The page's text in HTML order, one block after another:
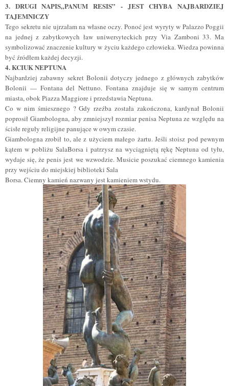
3. DRUGI NAPIS„PANUM RESIS” - JEST CHYBA NAJBARDZIEJ
TAJEMNICZY
Tego sekretu nie ujrzałam na własne oczy. Ponoć jest wyryty w Palazzo Poggii
na jednej z zabytkowych ław uniwersyteckich przy Via Zamboni 33. Ma
symbolizować znaczenie kultury w życiu każdego człowieka. Wiedza powinna
być źródłem każdej decyzji.
4. KCIUK NEPTUNA
Najbardziej zabawny sekret Bolonii dotyczy jednego z głównych zabytków
Bolonii — Fontana del Nettuno. Fontana znajduje się w samym centrum
miasta, obok Piazza Maggiore i przedstawia Neptuna.
Co w nim śmiesznego ? Gdy rzeźba została zakończona, kardynał Bolonii
poprosił Giambologna, aby zmniejszył rozmiar penisa Neptuna ze względu na
ścisłe reguły religijne panujące w owym czasie.
Giambologna zrobił to, ale z użyciem małego żartu. Jeśli stoisz pod pewnym
kątem w pobliżu SalaBorsa i patrzysz na wyciągniętą rękę Neptuna od tyłu,
wydaje się, że penis jest we wzwodzie. Musicie poszukać ciemnego kamienia
przy wejściu do miejskiej biblioteki Sala
Borsa. Ciemny kamień nazwany jest kamieniem wstydu.